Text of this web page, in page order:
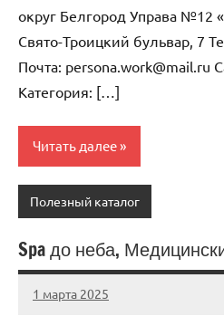
округ Белгород Управа №12
Свято-Троицкий бульвар, 7
Почта: persona.work@mail.ru
Категория: […]
Читать далее
Полезный каталог
Spa до неба,
1 марта 2025
Anisa
Нет